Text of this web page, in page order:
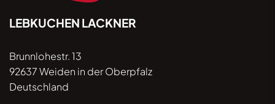
LEBKUCHEN LACKNER
Brunnlohestr. 13
92637 Weiden in der Oberpfalz
Deutschland